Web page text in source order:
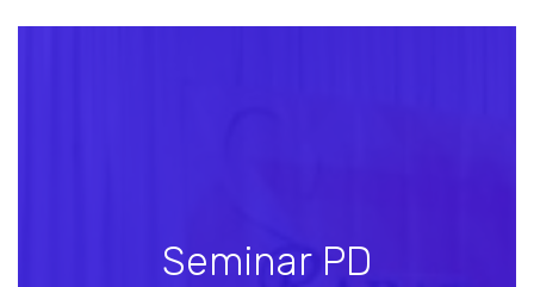
Seminar PD